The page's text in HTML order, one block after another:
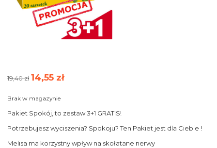
19,40zł Pierwotna
wynosiła:
14,55 złAktualna
Brak w magazynie
Pakiet Spokój, to zestaw 3+1 GRATIS!
Potrzebujesz wyciszenia? Spokoju? Ten Pakiet jest dla Ciebie !
Melisa ma korzystny wpływ na skołatane nerwy